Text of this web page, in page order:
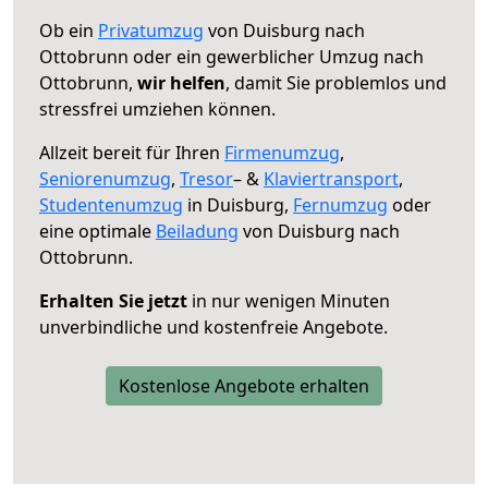
Ob ein Privatumzug von Duisburg nach
Ottobrunn oder ein gewerblicher Umzug nach
Ottobrunn, wir helfen, damit Sie problemlos und
stressfrei umziehen können.
Allzeit bereit für Ihren Firmenumzug,
Seniorenumzug, Tresor– & Klaviertransport,
Studentenumzug in Duisburg, Fernumzug oder
eine optimale Beiladung von Duisburg nach
Ottobrunn.
Erhalten Sie jetzt in nur wenigen Minuten
unverbindliche und kostenfreie Angebote.
Kostenlose Angebote erhalten